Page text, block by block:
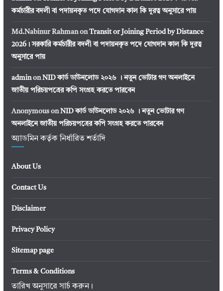
কর্মচারীর বদলী বা পদায়নকৃত পদে যোগদান কাল কি দূরত্ব অনুসারে পায়
Md.Nabinur Rahmanon Transit or Joining Period by Distance
2026। সরকারি কর্মচারীর বদলী বা পদায়নকৃত পদে যোগদান কাল কি দূরত্ব
অনুসারে পায়
adminon NID কার্ড ডাউনলোড ২০২৬ । নতুন ভোটার গণ অনলাইনে
জাতীয় পরিচয়পত্রের কপি সংগ্রহ করতে পারবেন
Anonymouson NID কার্ড ডাউনলোড ২০২৬ । নতুন ভোটার গণ
অনলাইনে জাতীয় পরিচয়পত্রের কপি সংগ্রহ করতে পারবেন
অ্যাডমিন কর্তৃক নির্ধারিত শর্তাদি
About Us
Contact Us
Disclaimer
Privacy Policy
Sitemap page
Terms & Conditions
তারিখ অনুসারে সার্চ করুন।